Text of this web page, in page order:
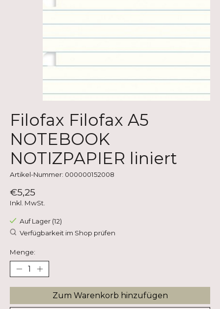
Filofax Filofax A5
NOTEBOOK
NOTIZPAPIER liniert
Artikel-Nummer: 000000152008
€5,25
Inkl. MwSt.
Auf Lager (12)
Verfügbarkeit im Shop prüfen
Menge:
Zum Warenkorb hinzufügen